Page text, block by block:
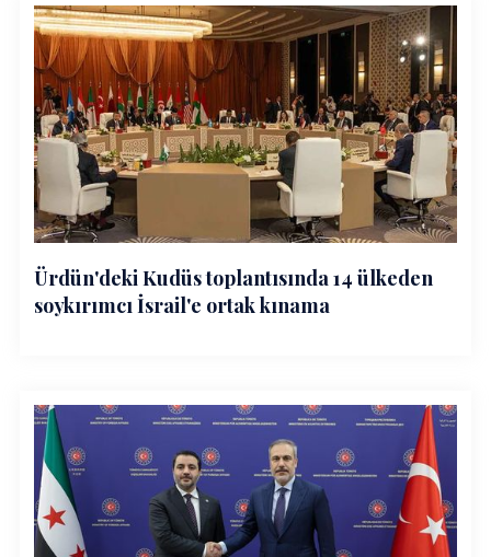
Ürdün'deki Kudüs toplantısında 14 ülkeden
soykırımcı İsrail'e ortak kınama